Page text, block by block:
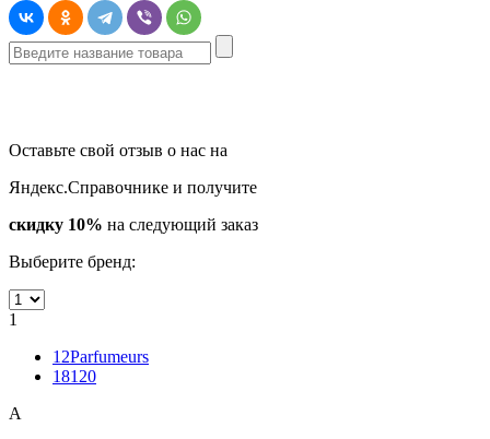
Оставьте свой отзыв о нас на
Яндекс.Справочнике и получите
скидку 10% на следующий заказ
Выберите бренд:
1
12Parfumeurs
18120
A